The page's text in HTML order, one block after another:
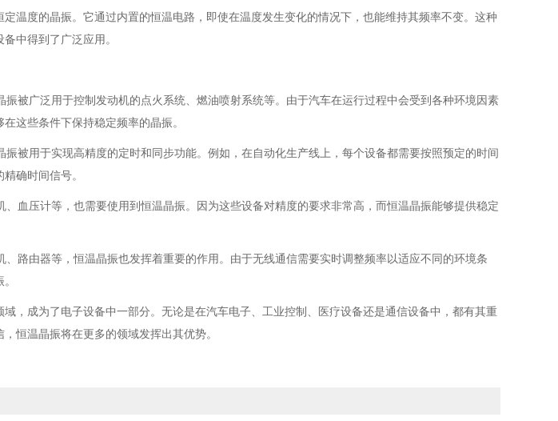
温度的晶振。它通过内置的恒温电路，即使在温度发生变化的情况下，也能维持其频率不变。这种
中得到了广泛应用。
被广泛用于控制发动机的点火系统、燃油喷射系统等。由于汽车在运行过程中会受到各种环境因素
这些条件下保持稳定频率的晶振。
被用于实现高精度的定时和同步功能。例如，在自动化生产线上，每个设备都需要按照预定的时间
确时间信号。
血压计等，也需要使用到恒温晶振。因为这些设备对精度的要求非常高，而恒温晶振能够提供稳定
路由器等，恒温晶振也发挥着重要的作用。由于无线通信需要实时调整频率以适应不同的环境条
，成为了电子设备中一部分。无论是在汽车电子、工业控制、医疗设备还是通信设备中，都有其重
恒温晶振将在更多的领域发挥出其优势。